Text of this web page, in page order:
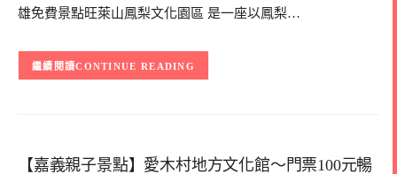
雄免費景點旺萊山鳳梨文化園區 是一座以鳳梨…
CONTINUE READING
【嘉義親子景點】愛木村地方文化館～門票100元暢